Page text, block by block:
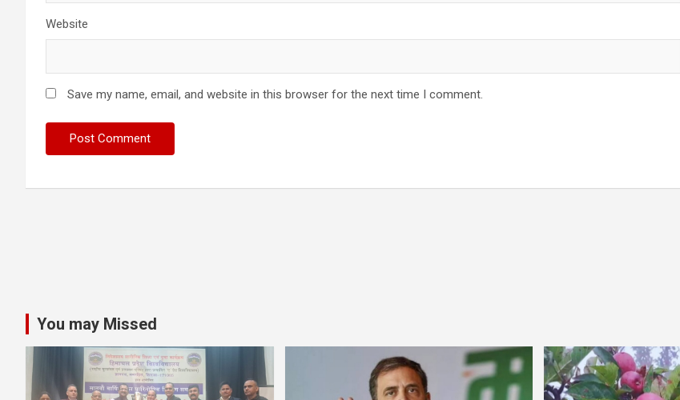
Website
Save my name, email, and website in this browser for the next time I comment.
You may Missed